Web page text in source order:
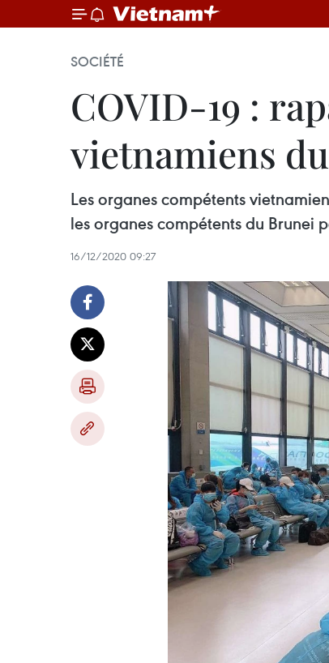
SOCIÉTÉ
COVID-19 :
vietnamiens
Les organes compétents
les organes compétents du Brunei
16/12/2020 09:27